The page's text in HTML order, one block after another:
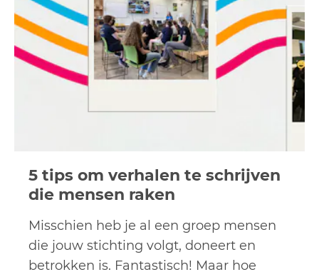
5 tips om verhalen te schrijven
die mensen raken
Misschien heb je al een groep mensen
die jouw stichting volgt, doneert en
betrokken is. Fantastisch! Maar hoe